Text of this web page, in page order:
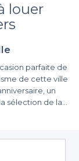
louer
parfaite de
de cette ville
un
sélection de la
la réussite de
modernes que
attentes.
une salle à